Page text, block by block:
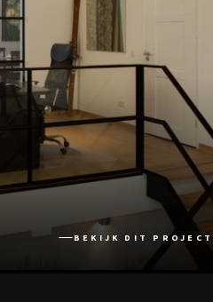
BEKIJK DIT PROJECT